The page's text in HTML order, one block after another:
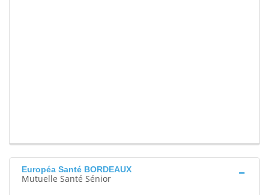
Européa Santé BORDEAUX
Mutuelle Santé Sénior